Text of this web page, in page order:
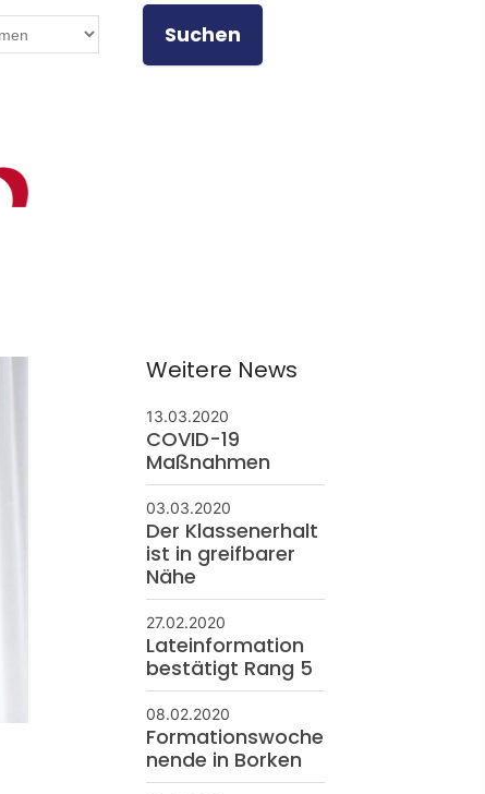
Weitere News
13.03.2020
COVID-19
Maßnahmen
03.03.2020
Der Klassenerhalt
ist in greifbarer
Nähe
27.02.2020
Lateinformation
bestätigt Rang 5
08.02.2020
Formationswoche
nende in Borken
Borken
Borken
In Kontakt treten